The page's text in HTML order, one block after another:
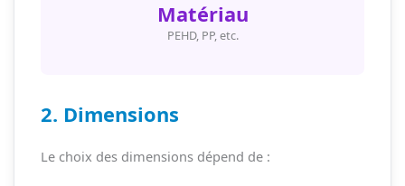
Matériau
PEHD, PP, etc.
2. Dimensions
Le choix des dimensions dépend de :